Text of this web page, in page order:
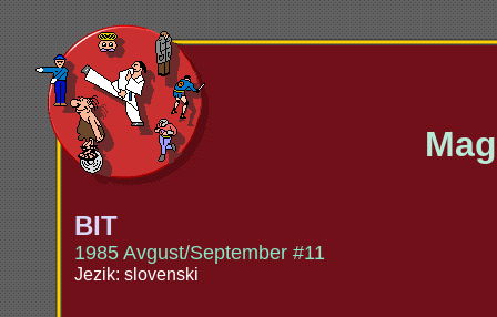
BIT
1985 Avgust/September #11
Jezik: slovenski